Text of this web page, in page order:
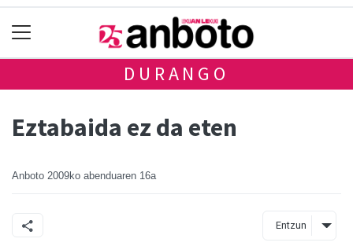
DURANGO
Eztabaida ez da eten
Anboto 2009ko abenduaren 16a
Entzun